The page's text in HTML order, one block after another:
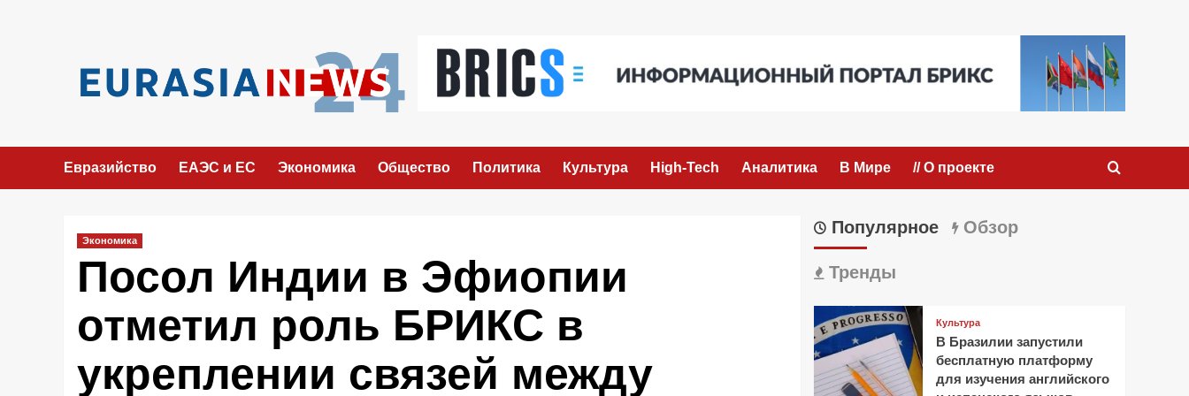
Евразийство ЕАЭС и ЕС Экономика Общество Политика Культура High-Tech Аналитика В Мире // О проекте
Экономика
Посол Индии в Эфиопии
отметил роль БРИКС в
укреплении связей между
Популярное Обзор
Тренды
Культура
В Бразилии запустили
бесплатную платформу
для изучения английского